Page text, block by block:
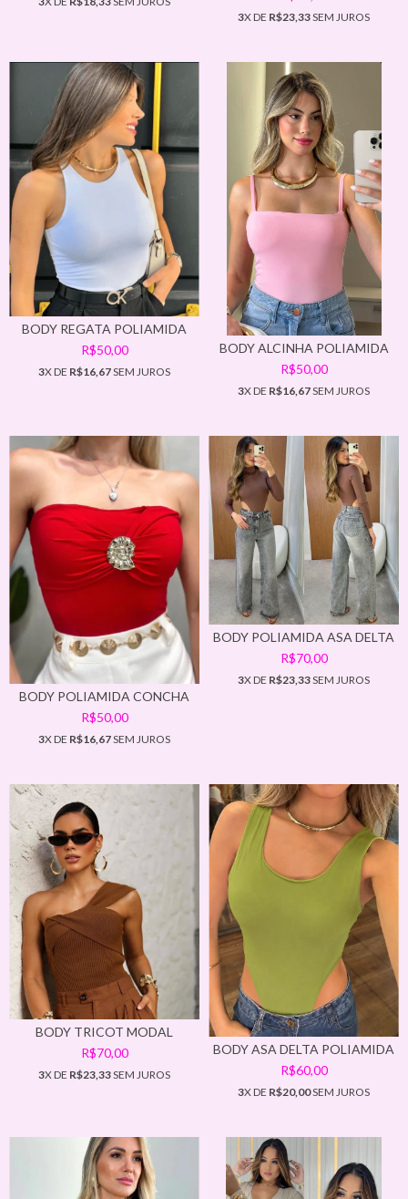
3X DE R$23,33SEM JUROS
BODY REGATA POLIAMIDA
R$50,00
3X DE R$16,67SEM JUROS
BODY ALCINHA POLIAMIDA
R$50,00
3X DE R$16,67SEM JUROS
BODY POLIAMIDA CONCHA
R$50,00
3X DE R$16,67SEM JUROS
BODY POLIAMIDA ASA DELTA
R$70,00
3X DE R$23,33SEM JUROS
BODY TRICOT MODAL
R$70,00
3X DE R$23,33SEM JUROS
BODY ASA DELTA POLIAMIDA
R$60,00
3X DE R$20,00SEM JUROS